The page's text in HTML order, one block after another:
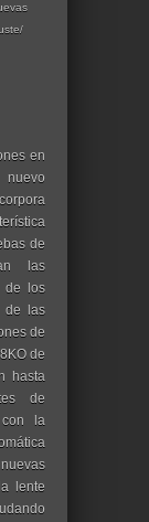
en
nuevo
de
las
de los
de las
de
de
hasta
de
con la
lente